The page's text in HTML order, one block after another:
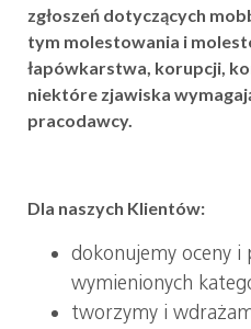
zgłoszeń dotyczących
tym molestowania i
łapówkarstwa, korupcji,
niektóre zjawiska
pracodawcy.
Dla naszych Klientów:
dokonujemy oceny i
wymienionych
tworzymy i